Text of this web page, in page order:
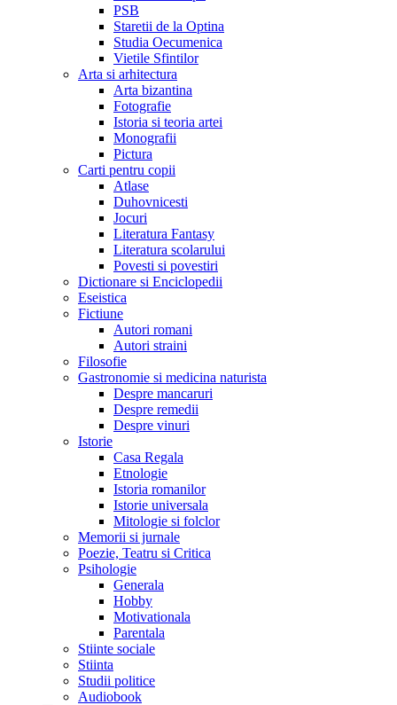
PSB
Staretii de la Optina
Studia Oecumenica
Vietile Sfintilor
Arta si arhitectura
Arta bizantina
Fotografie
Istoria si teoria artei
Monografii
Pictura
Carti pentru copii
Atlase
Duhovnicesti
Jocuri
Literatura Fantasy
Literatura scolarului
Povesti si povestiri
Dictionare si Enciclopedii
Eseistica
Fictiune
Autori romani
Autori straini
Filosofie
Gastronomie si medicina naturista
Despre mancaruri
Despre remedii
Despre vinuri
Istorie
Casa Regala
Etnologie
Istoria romanilor
Istorie universala
Mitologie si folclor
Memorii si jurnale
Poezie, Teatru si Critica
Psihologie
Generala
Hobby
Motivationala
Parentala
Stiinte sociale
Stiinta
Studii politice
Audiobook